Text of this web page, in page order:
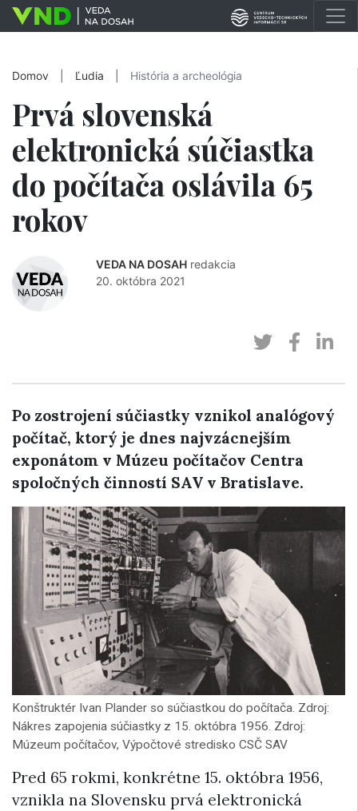
Domov Ľudia História a archeológia
Prvá slovenská
elektronická súčiastka
do počítača oslávila 65
rokov
VEDA NA DOSAH redakcia
20. októbra 2021
Po zostrojení súčiastky vznikol analógový
počítač, ktorý je dnes najvzácnejším
exponátom v Múzeu počítačov Centra
spoločných činností SAV v Bratislave.
Konštruktér Ivan Plander so súčiastkou do počítača. Zdroj:
Nákres zapojenia súčiastky z 15. októbra 1956. Zdroj:
Múzeum počítačov, Výpočtové stredisko CSČ SAV
Pred 65 rokmi, konkrétne 15. októbra 1956,
vznikla na Slovensku prvá elektronická